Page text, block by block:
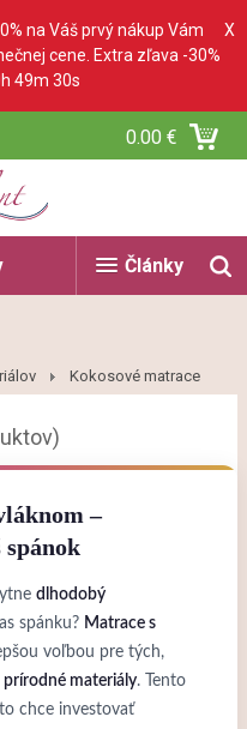
na Váš prvý nákup Vám
cene. Extra zľava -30%
49m 29s
X
0.00 €
Články
Kokosové matrace
–
dlhodobý
spánku? Matrace s
voľbou pre tých,
prírodné materiály. Tento
chce investovať